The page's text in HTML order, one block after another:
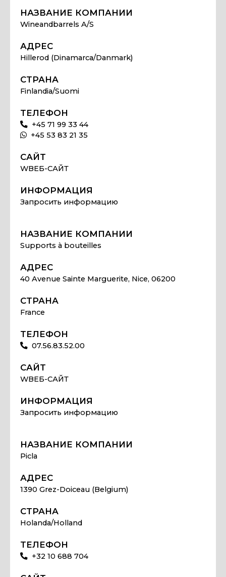
НАЗВАНИЕ КОМПАНИИ
Wineandbarrels A/S
АДРЕС
Hillerod (Dinamarca/Danmark)
СТРАНА
Finlandia/Suomi
ТЕЛЕФОН
+45 71 99 33 44
+45 53 83 21 35
САЙТ
WВЕБ-САЙТ
ИНФОРМАЦИЯ
Запросить информацию
НАЗВАНИЕ КОМПАНИИ
Supports à bouteilles
АДРЕС
40 Avenue Sainte Marguerite, Nice, 06200
СТРАНА
France
ТЕЛЕФОН
07.56.83.52.00
САЙТ
WВЕБ-САЙТ
ИНФОРМАЦИЯ
Запросить информацию
НАЗВАНИЕ КОМПАНИИ
Picla
АДРЕС
1390 Grez-Doiceau (Belgium)
СТРАНА
Holanda/Holland
ТЕЛЕФОН
+32 10 688 704